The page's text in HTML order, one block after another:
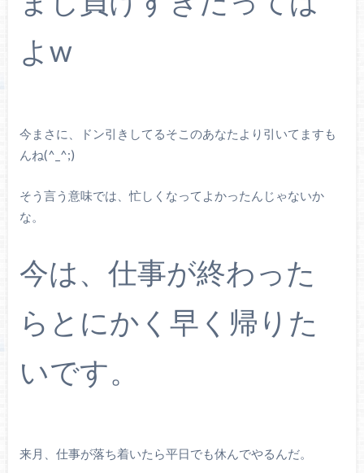
よw
今まさに、ドン引きしてるそこのあなたより引いてますも
んね(^_^;)
そう言う意味では、忙しくなってよかったんじゃないか
な。
今は、仕事が終わった
らとにかく早く帰りた
いです。
来月、仕事が落ち着いたら平日でも休んでやるんだ。